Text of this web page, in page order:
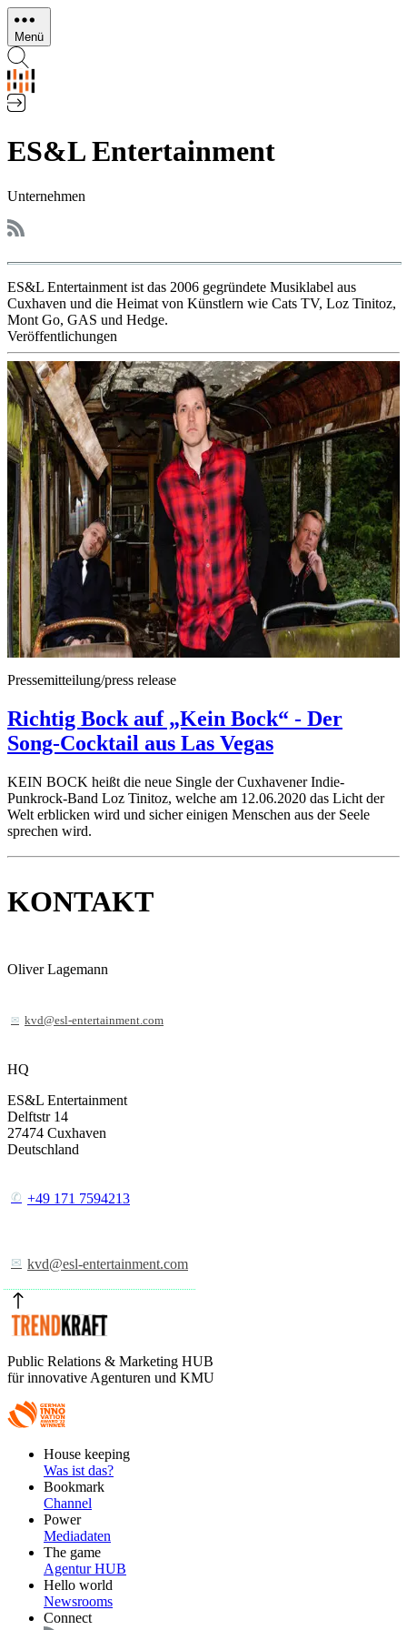
Direkt
zum
Inhalt
Menü
ES&L Entertainment
Unternehmen
ES&L Entertainment ist das 2006 gegründete Musiklabel aus
Cuxhaven und die Heimat von Künstlern wie Cats TV, Loz Tinitoz,
Mont Go, GAS und Hedge.
Veröffentlichungen
Pressemitteilung/press release
Richtig Bock auf „Kein Bock“ - Der
Song-Cocktail aus Las Vegas
KEIN BOCK heißt die neue Single der Cuxhavener Indie-
Punkrock-Band Loz Tinitoz, welche am 12.06.2020 das Licht der
Welt erblicken wird und sicher einigen Menschen aus der Seele
sprechen wird.
KONTAKT
Oliver Lagemann
kvd@esl-entertainment.com
HQ
ES&L Entertainment
Delftstr 14
27474 Cuxhaven
Deutschland
+49 171 7594213
kvd@esl-entertainment.com
Public Relations & Marketing HUB
für innovative Agenturen und KMU
FooterHouse keeping
Was ist das?
Bookmark
Channel
Power
Mediadaten
The game
Agentur HUB
Hello world
Newsrooms
Connect